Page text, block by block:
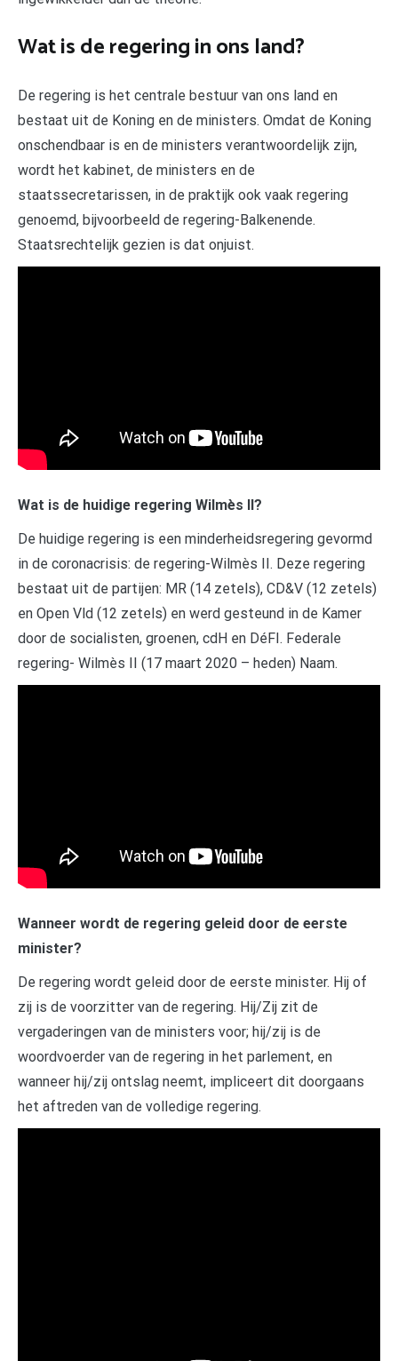
Wat is de regering in ons land?
De regering is het centrale bestuur van ons land en
bestaat uit de Koning en de ministers. Omdat de Koning
onschendbaar is en de ministers verantwoordelijk zijn,
wordt het kabinet, de ministers en de
staatssecretarissen, in de praktijk ook vaak regering
genoemd, bijvoorbeeld de regering-Balkenende.
Staatsrechtelijk gezien is dat onjuist.
Wat is de huidige regering Wilmès II?
De huidige regering is een minderheidsregering gevormd
in de coronacrisis: de regering-Wilmès II. Deze regering
bestaat uit de partijen: MR (14 zetels), CD&V (12 zetels)
en Open Vld (12 zetels) en werd gesteund in de Kamer
door de socialisten, groenen, cdH en DéFI. Federale
regering- Wilmès II (17 maart 2020 – heden) Naam.
Wanneer wordt de regering geleid door de eerste
minister?
De regering wordt geleid door de eerste minister. Hij of
zij is de voorzitter van de regering. Hij/Zij zit de
vergaderingen van de ministers voor; hij/zij is de
woordvoerder van de regering in het parlement, en
wanneer hij/zij ontslag neemt, impliceert dit doorgaans
het aftreden van de volledige regering.